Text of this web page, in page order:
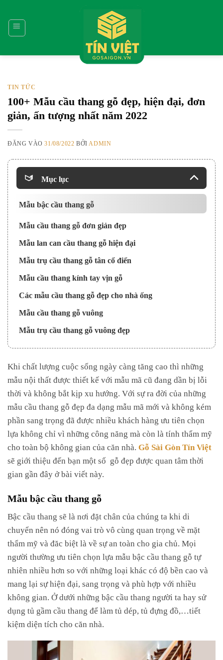
qua
nội
TIN TỨC
100+ Mẫu cầu thang gỗ đẹp, hiện đại, đơn
giản, ấn tượng nhất năm 2022
ĐĂNG VÀO31/08/2022 BỞI ADMIN
Mục lục
Mẫu bậc cầu thang gỗ
Mẫu cầu thang gỗ đơn giản đẹp
Mẫu lan can cầu thang gỗ hiện đại
Mẫu trụ cầu thang gỗ tân cổ điển
Mẫu cầu thang kính tay vịn gỗ
Các mẫu cầu thang gỗ đẹp cho nhà ống
Mẫu cầu thang gỗ vuông
Mẫu trụ cầu thang gỗ vuông đẹp
Khi chất lượng cuộc sống ngày càng tăng cao thì những
mẫu nội thất được thiết kế với mẫu mã cũ đang dần bị lỗi
thời và không bắt kịp xu hướng. Với sự ra đời của những
mẫu cầu thang gỗ đẹp đa dạng mẫu mã mới và không kém
phần sang trọng đã được nhiều khách hàng ưu tiên chọn
lựa không chỉ vì những công năng mà còn là tính thẩm mỹ
cho toàn bộ không gian của căn nhà. Gỗ Sài Gòn Tín Việt
sẽ giới thiệu đến bạn một số gỗ đẹp được quan tâm thời
gian gần đây ở bài viết này.
Mẫu bậc cầu thang gỗ
Bậc cầu thang sẽ là nơi đặt chân của chúng ta khi di
chuyển nên nó đóng vai trò vô cùng quan trọng về mặt
thẩm mỹ và đăc biệt là về sự an toàn cho gia chủ. Mọi
người thường ưu tiên chọn lựa mẫu bậc cầu thang gỗ tự
nhiên nhiều hơn so với những loại khác có độ bền cao và
mang lại sự hiện đại, sang trọng và phù hợp với nhiều
không gian. Ở dưới những bậc cầu thang người ta hay sử
dụng tủ gầm cầu thang để làm tủ dép, tủ đựng đồ,…tiết
kiệm diện tích cho căn nhà.